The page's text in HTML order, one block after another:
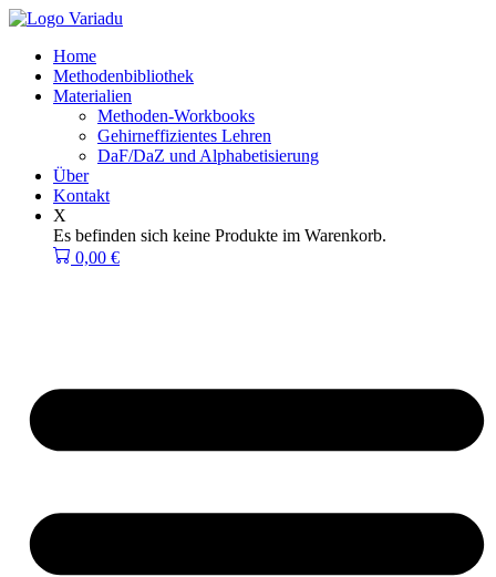
Zum
springenHome
Methodenbibliothek
Materialien
Methoden-Workbooks
Gehirneffizientes Lehren
DaF/DaZ und Alphabetisierung
Über
Kontakt
X
Es befinden sich keine Produkte im Warenkorb.
0,00 €